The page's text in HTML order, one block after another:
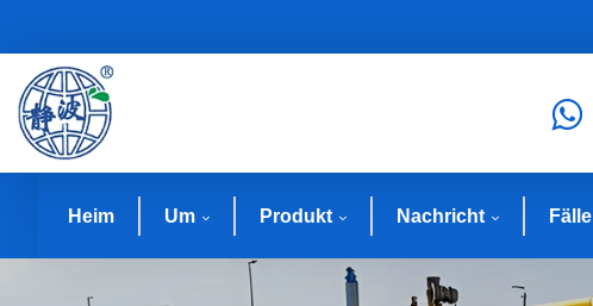
Heim Um Produkt Nachricht Fälle